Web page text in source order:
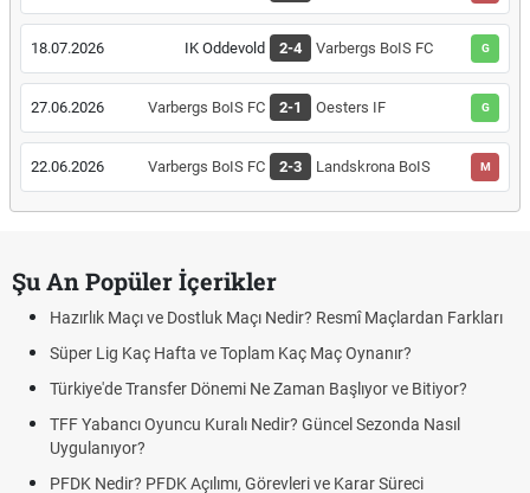
18.07.2026 IK Oddevold 2-4 Varbergs BoIS FC G
27.06.2026 Varbergs BoIS FC 2-1 Oesters IF G
22.06.2026 Varbergs BoIS FC 2-3 Landskrona BoIS M
Şu An Popüler İçerikler
Hazırlık Maçı ve Dostluk Maçı Nedir? Resmî Maçlardan Farkları
Süper Lig Kaç Hafta ve Toplam Kaç Maç Oynanır?
Türkiye'de Transfer Dönemi Ne Zaman Başlıyor ve Bitiyor?
TFF Yabancı Oyuncu Kuralı Nedir? Güncel Sezonda Nasıl
Uygulanıyor?
PFDK Nedir? PFDK Açılımı, Görevleri ve Karar Süreci